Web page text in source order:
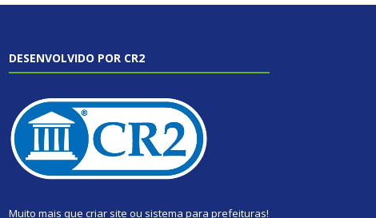
DESENVOLVIDO POR CR2
Muito mais que criar site ou sistema para prefeituras!